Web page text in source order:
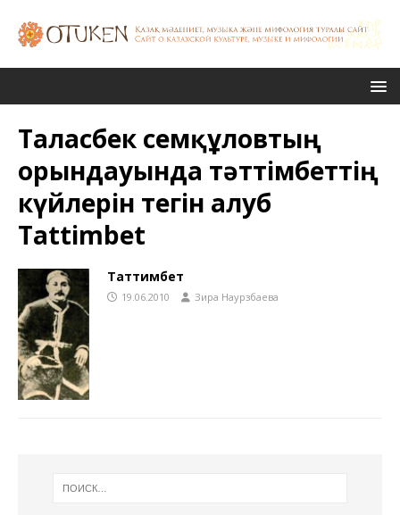
Таласбек Әсемқұловтың
орындауында тәттімбеттің
күйлерін тегін алуб
Tattimbet
Таттимбет
19.06.2010 Зира Наурзбаева